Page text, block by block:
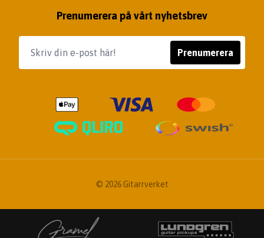
Prenumerera på vårt nyhetsbrev
Prenumerera
© 2026 Gitarrverket